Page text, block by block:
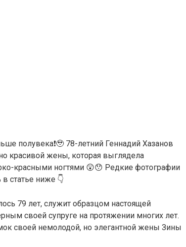
полувека❗️🥹 78-летний Геннадий Хазанов
красивой жены, которая выглядела
красными ногтями 😲😯 Редкие фотографии
статье ниже 👇
79 лет, служит образцом настоящей
своей супруге на протяжении многих лет.
своей немолодой, но элегантной жены Зины